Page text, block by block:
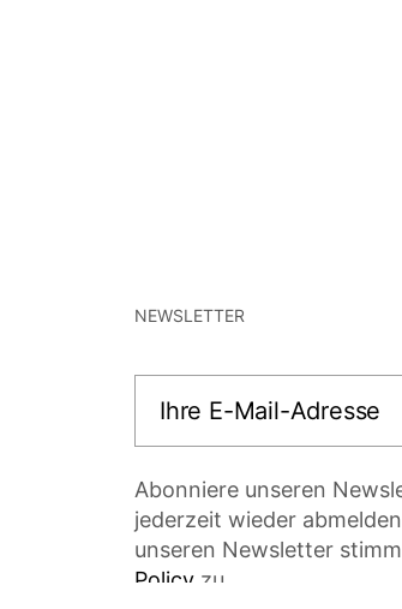
NEWSLETTER
Abonniere unseren
jederzeit wieder
unseren Newsletter
Policy zu.